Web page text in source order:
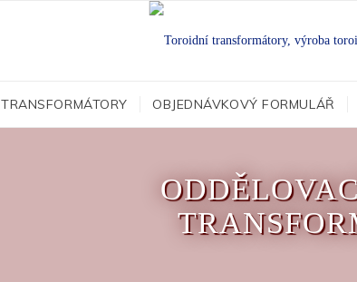
TRANSFORMÁTORY OBJEDNÁVKOVÝ FORMULÁŘ